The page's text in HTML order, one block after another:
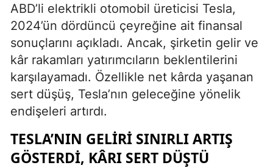
ABD’li elektrikli otomobil üreticisi Tesla,
2024’ün dördüncü çeyreğine ait finansal
sonuçlarını açıkladı. Ancak, şirketin gelir ve
kâr rakamları yatırımcıların beklentilerini
karşılayamadı. Özellikle net kârda yaşanan
sert düşüş, Tesla’nın geleceğine yönelik
endişeleri artırdı.
TESLA’NIN GELIRI SINIRLI ARTIŞ
GÖSTERDI, KÂRI SERT DÜŞTÜ